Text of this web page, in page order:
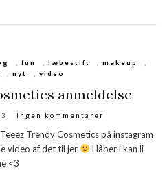
fun læbestift makeup
nyt video
anmeldelse
Ingen kommentarer
Trendy Cosmetics på instagram
video af det til jer
Håber i kan li
<3